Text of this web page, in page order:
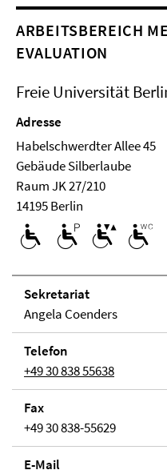
ARBEITSBEREICH
EVALUATION
Freie Universität
Adresse
Habelschwerdter Allee 45
Ge­bäude Silberlaube
Raum JK 27/210
14195 Berlin
Se­kre­ta­ri­at
Angela Coenders
Telefon
+49 30 838 55638
Fax
+49 30 838-55629
E-Mail